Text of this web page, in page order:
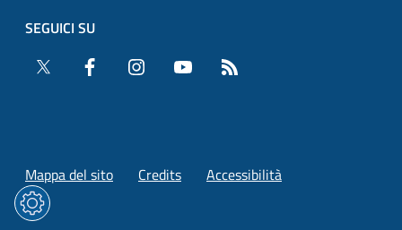
SEGUICI SU
Twitter
Facebook Instagram YouTube
Mappa del sito Credits Accessibilità